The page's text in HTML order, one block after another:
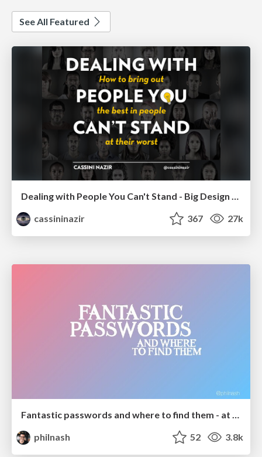
See All Featured
Dealing with People You Can't Stand - Big Design 2015
cassininazir
367 27k
Fantastic passwords and where to find them - at NoRuKo
philnash
52 3.8k